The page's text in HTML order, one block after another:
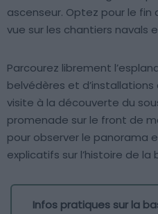
ascenseur. Optez pour le
vue sur les chantiers navals
Parcourez librement
belvédères et
visite à la découverte du
promenade sur le front de
pour observer le panorama
explicatifs sur l’histoire de la
Infos pratiques sur la